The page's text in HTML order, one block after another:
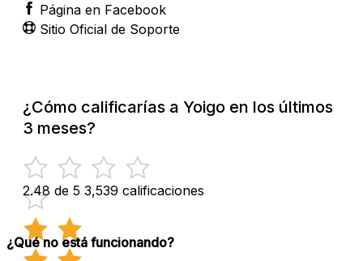
Página en Facebook
Sitio Oficial de Soporte
¿Cómo calificarías a Yoigo en los últimos
3 meses?
2.48 de 5 3,539 calificaciones
¿Qué no está funcionando?